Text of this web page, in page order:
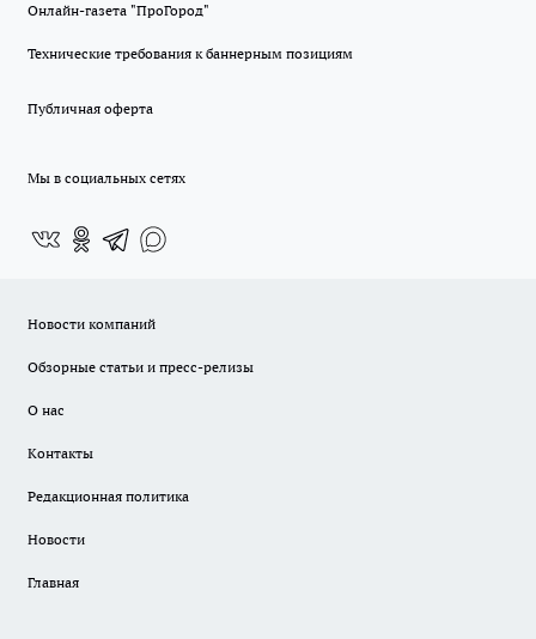
Онлайн-газета "ПроГород"
Технические требования к баннерным позициям
Публичная оферта
Мы в социальных сетях
Новости компаний
Обзорные статьи и пресс-релизы
О нас
Контакты
Редакционная политика
Новости
Главная